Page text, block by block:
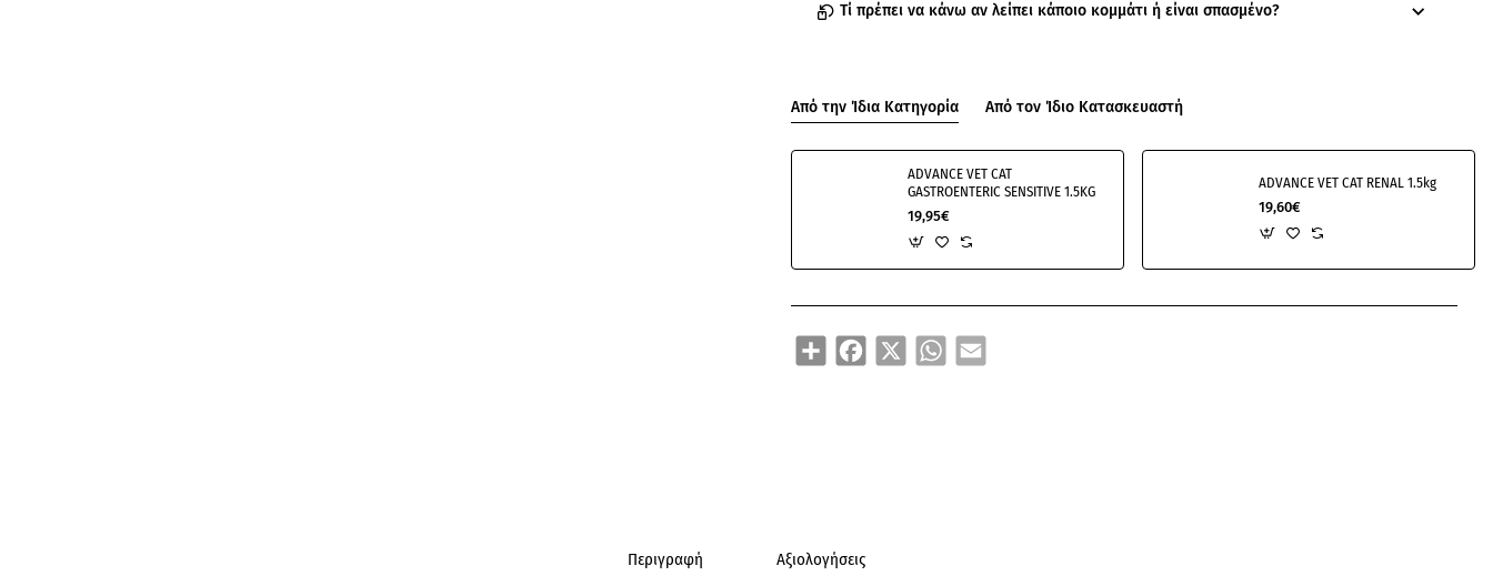
Τί πρέπει να κάνω αν λείπει κάποιο κομμάτι ή είναι σπασμένο?
Από την Ίδια Κατηγορία Από τον Ίδιο Κατασκευαστή
ADVANCE VET CAT
GASTROENTERIC SENSITIVE 1.5KG
19,95€
ADVANCE VET CAT RENAL 1.5kg
19,60€
Share Facebook
X WhatsAppEmail
Περιγραφή Αξιολογήσεις